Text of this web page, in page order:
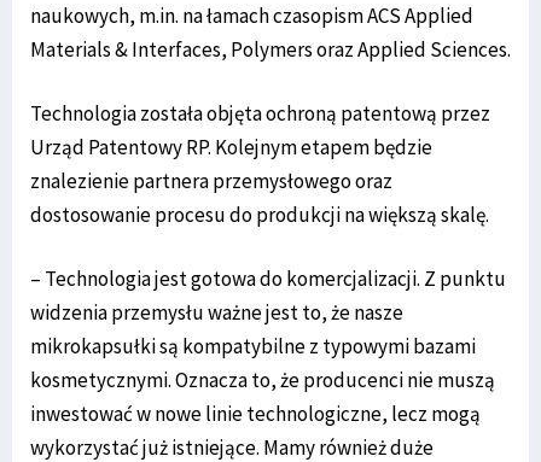
naukowych, m.in. na łamach czasopism ACS Applied
Materials & Interfaces, Polymers oraz Applied Sciences.
Technologia została objęta ochroną patentową przez
Urząd Patentowy RP. Kolejnym etapem będzie
znalezienie partnera przemysłowego oraz
dostosowanie procesu do produkcji na większą skalę.
– Technologia jest gotowa do komercjalizacji. Z punktu
widzenia przemysłu ważne jest to, że nasze
mikrokapsułki są kompatybilne z typowymi bazami
kosmetycznymi. Oznacza to, że producenci nie muszą
inwestować w nowe linie technologiczne, lecz mogą
wykorzystać już istniejące. Mamy również duże